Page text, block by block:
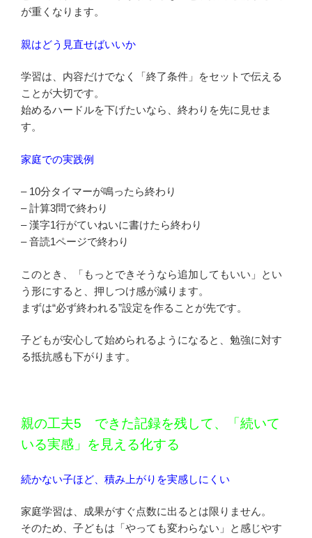
が重くなります。
親はどう見直せばいいか
学習は、内容だけでなく「終了条件」をセットで伝える
ことが大切です。
始めるハードルを下げたいなら、終わりを先に見せま
す。
家庭での実践例
– 10分タイマーが鳴ったら終わり
– 計算3問で終わり
– 漢字1行がていねいに書けたら終わり
– 音読1ページで終わり
このとき、「もっとできそうなら追加してもいい」とい
う形にすると、押しつけ感が減ります。
まずは“必ず終われる”設定を作ることが先です。
子どもが安心して始められるようになると、勉強に対す
る抵抗感も下がります。
親の工夫5 できた記録を残して、「続いて
いる実感」を見える化する
続かない子ほど、積み上がりを実感しにくい
家庭学習は、成果がすぐ点数に出るとは限りません。
そのため、子どもは「やっても変わらない」と感じやす